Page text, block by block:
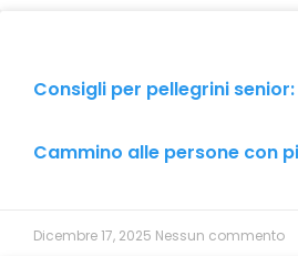
Consigli per pellegrini
Cammino alle persone con
Dicembre 17, 2025 Nessun commento